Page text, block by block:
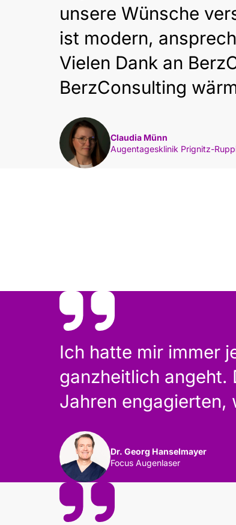
unsere Wünsche
ist modern,
Vielen Dank an
BerzConsulting
Claudia Münn
Augentagesklinik Prignitz-
Ich hatte mir immer
ganzheitlich angeht.
Jahren engagierten,
Dr. Georg Hanselmayer
Focus Augenlaser